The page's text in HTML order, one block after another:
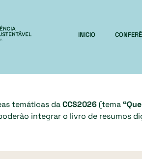
INICIO
temáticas daCCS2026 (tema
integrar o livro de resumos